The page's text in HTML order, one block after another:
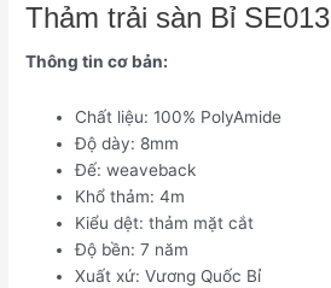
Thảm trải sàn Bỉ SE013
Thông tin cơ bản:
Chất liệu: 100% PolyAmide
Độ dày: 8mm
Đế: weaveback
Khổ thảm: 4m
Kiểu dệt: thảm mặt cắt
Độ bền: 7 năm
Xuất xứ: Vương Quốc Bỉ